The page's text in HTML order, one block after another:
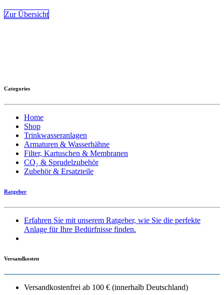
Zur Übersicht
Categories
Home
Shop
Trinkwasseranlagen
Armaturen & Wasserhähne
Filter, Kartuschen & Membranen
CO₂ & Sprudelzubehör
Zubehör & Ersatzteile
Ratgeber
Erfahren Sie mit unserem Ratgeber, wie Sie die perfekte
Anlage für Ihre Bedürfnisse finden.
Versandkosten
Versandkostenfrei ab 100 € (innerhalb Deutschland)